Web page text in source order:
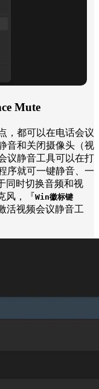
Mute
，都可以在电话会议
音和关闭摄像头（视
议静音工具可以在打
序就可一键静音、一
同时切换音频和视
风，『Win徽标键
活视频会议静音工